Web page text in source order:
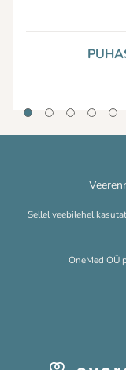
Sellel veebilehel
OneMed OÜ